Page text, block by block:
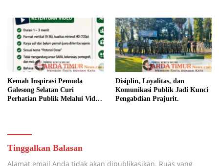
Kemah Inspirasi Pemuda
Galesong Selatan Curi
Perhatian Publik Melalui Video
Disiplin, Loyalitas, dan
Komunikasi Publik Jadi Kunci
Pengabdian Prajurit.
Tinggalkan Balasan
Alamat email Anda tidak akan dipublikasikan. Ruas yang